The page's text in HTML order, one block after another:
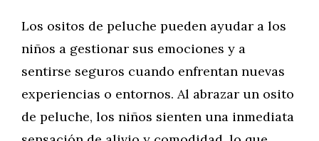
Los ositos de peluche pueden ayudar a los
niños a gestionar sus emociones y a
sentirse seguros cuando enfrentan nuevas
experiencias o entornos. Al abrazar un osito
de peluche, los niños sienten una inmediata